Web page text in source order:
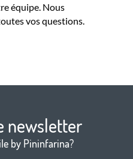
équipe. Nous
vos questions.
newsletter
by Pininfarina?